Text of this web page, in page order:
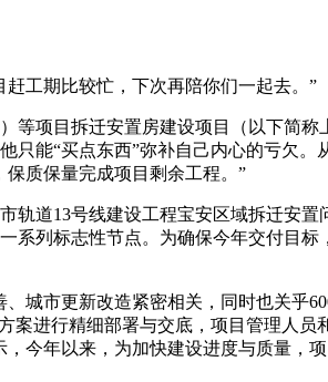
工期比较忙，下次再陪你们一起去。”
等项目拆迁安置房建设项目（以下简
能“买点东西”弥补自己内心的亏欠
质保量完成项目剩余工程。”
轨道13号线建设工程宝安区域拆迁安
系列标志性节点。为确保今年交付目标
城市更新改造紧密相关，同时也关乎
进行精细部署与交底，项目管理人
今年以来，为加快建设进度与质量，